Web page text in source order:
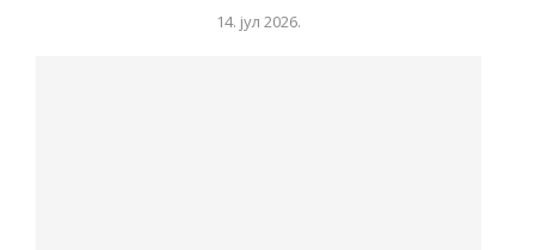
14. јул 2026.